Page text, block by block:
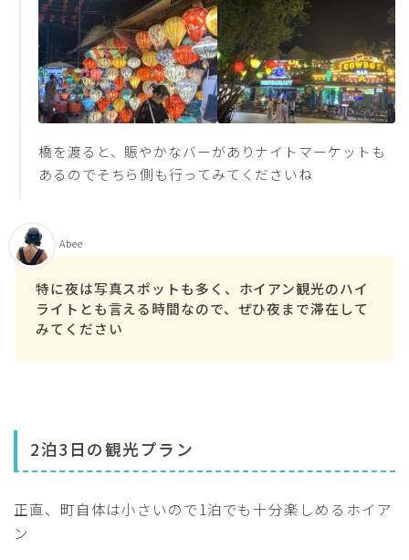
橋を渡ると、賑やかなバーがありナイトマーケットも
あるのでそちら側も行ってみてくださいね
特に夜は写真スポットも多く、ホイアン観光のハイ
ライトとも言える時間なので、ぜひ夜まで滞在して
みてください
Abee
2泊3日の観光プラン
正直、町自体は小さいので1泊でも十分楽しめるホイア
ン